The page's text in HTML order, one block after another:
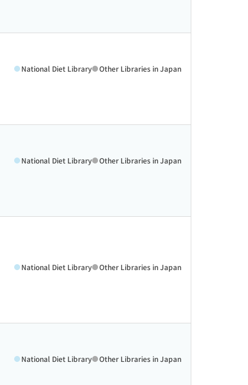
National Diet Library Other Libraries in Japan
National Diet Library Other Libraries in Japan
National Diet Library Other Libraries in Japan
National Diet Library Other Libraries in Japan